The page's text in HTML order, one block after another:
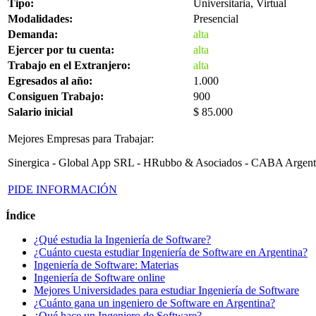
Tipo:
Universitaria, Virtual
Modalidades:
Presencial
Demanda:
alta
Ejercer por tu cuenta:
alta
Trabajo en el Extranjero:
alta
Egresados al año:
1.000
Consiguen Trabajo:
900
Salario inicial
$ 85.000
Mejores Empresas para Trabajar:
Sinergica - Global App SRL - HRubbo & Asociados - CABA
PIDE INFORMACIÓN
Índice
¿Qué estudia la Ingeniería de Software?
¿Cuánto cuesta estudiar Ingeniería de Software en Argentina?
Ingeniería de Software: Materias
Ingeniería de Software online
Mejores Universidades para estudiar Ingeniería de Software
¿Cuánto gana un ingeniero de Software en Argentina?